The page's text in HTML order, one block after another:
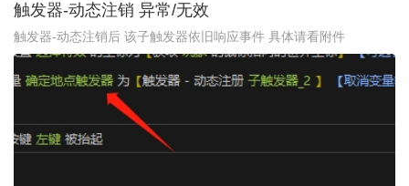
触发器-动态注销 异常/无效
触发器-动态注销后 该子触发器依旧响应事件 具体请看附件